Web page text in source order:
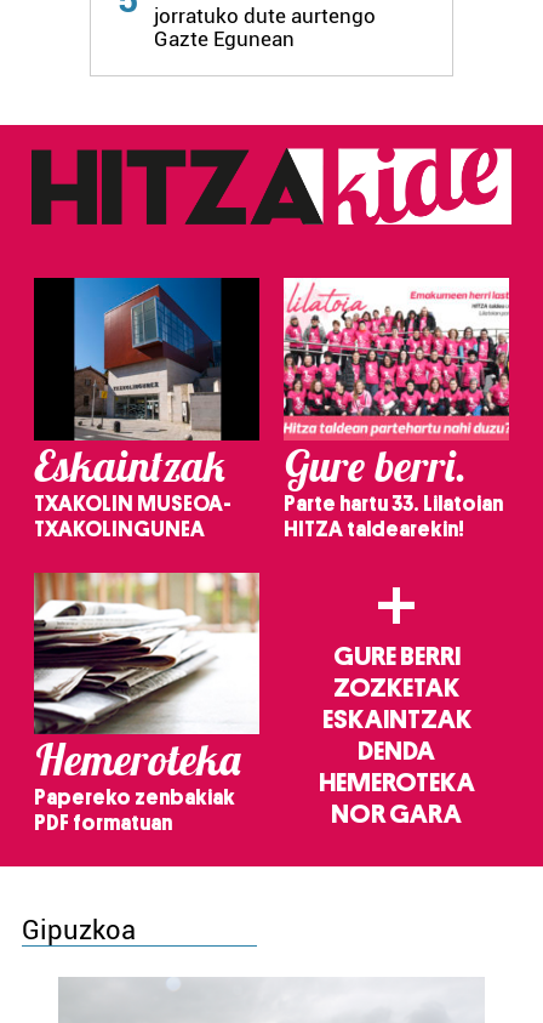
jorratuko dute aurtengo
Gazte Egunean
Eskaintzak
TXAKOLIN MUSEOA-
TXAKOLINGUNEA
Gure berri.
Parte hartu 33. Lilatoian
HITZA taldearekin!
Hemeroteka
Papereko zenbakiak
PDF formatuan
+
GURE BERRI
ZOZKETAK
ESKAINTZAK
DENDA
HEMEROTEKA
NOR GARA
Gipuzkoa